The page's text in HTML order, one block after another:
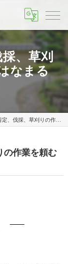
、草刈
なまる
刈りの作業を頼むなら はなまる造園
の作業を頼む